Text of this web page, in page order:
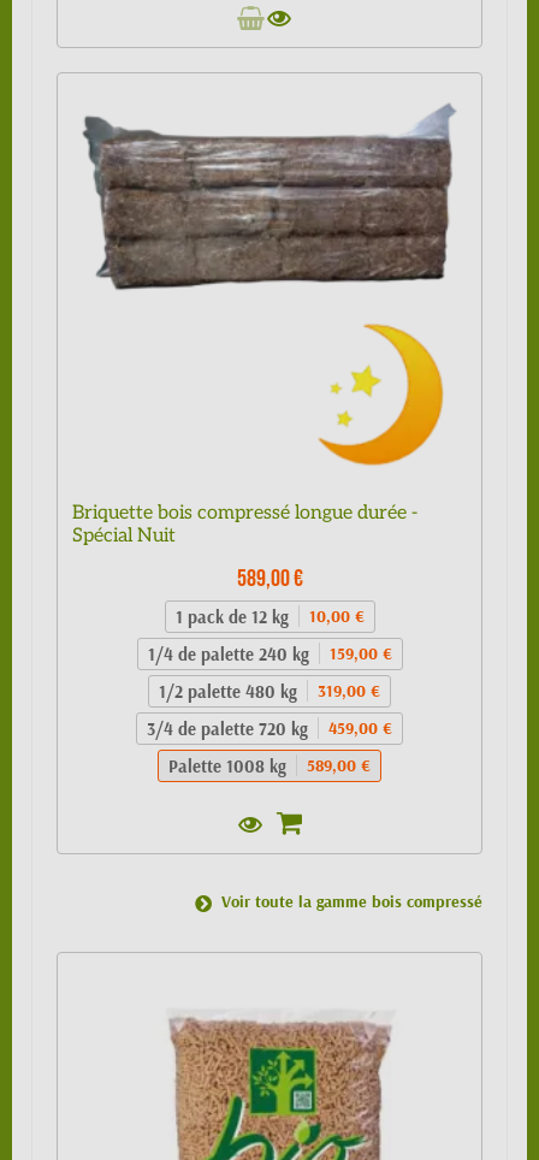
Briquette bois compressé longue durée -
Spécial Nuit
589,00 €
1 pack de 12 kg 10,00 €
1/4 de palette 240 kg 159,00 €
1/2 palette 480 kg 319,00 €
3/4 de palette 720 kg 459,00 €
Palette 1008 kg 589,00 €
Voir toute la gamme bois compressé